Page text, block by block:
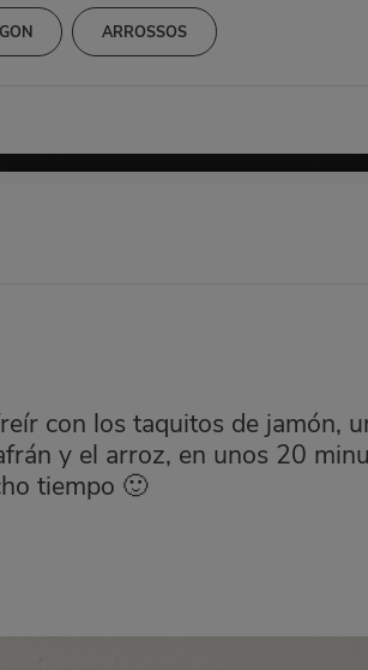
ARROSSOS
con los taquitos de jamón,
y el arroz, en unos 20
tiempo 🙂